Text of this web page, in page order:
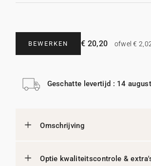
BEWERKEN € 20,20 ofwel €
Geschatte levertijd : 14
Omschrijving
Optie kwaliteitscontrole &